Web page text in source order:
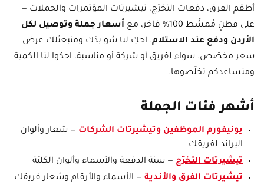
أطقم الفرق، دفعات التخرّج، تيشيرتات المؤتمرات والحملات —
على قطنٍ مُمشّط 100% فاخر، مع
أسعار جملة وتوصيل لكل
الأردن ودفع عند الاستلام. احكِ لنا شو بدّك ومنبعثلك عرض
سعر مخصّص. سواء لفريق أو شركة أو مناسبة، احكوا لنا الكمية
ومنساعدكم تخلّصوها.
أشهر فئات الجملة
يونيفورم الموظفين وتيشيرتات الشركات — شعار وألوان
البراند لفريقك
تيشيرتات التخرّج — سنة الدفعة والأسماء وألوان الكليّة
تيشيرتات الفرق والأندية — الأسماء والأرقام وشعار فريقك